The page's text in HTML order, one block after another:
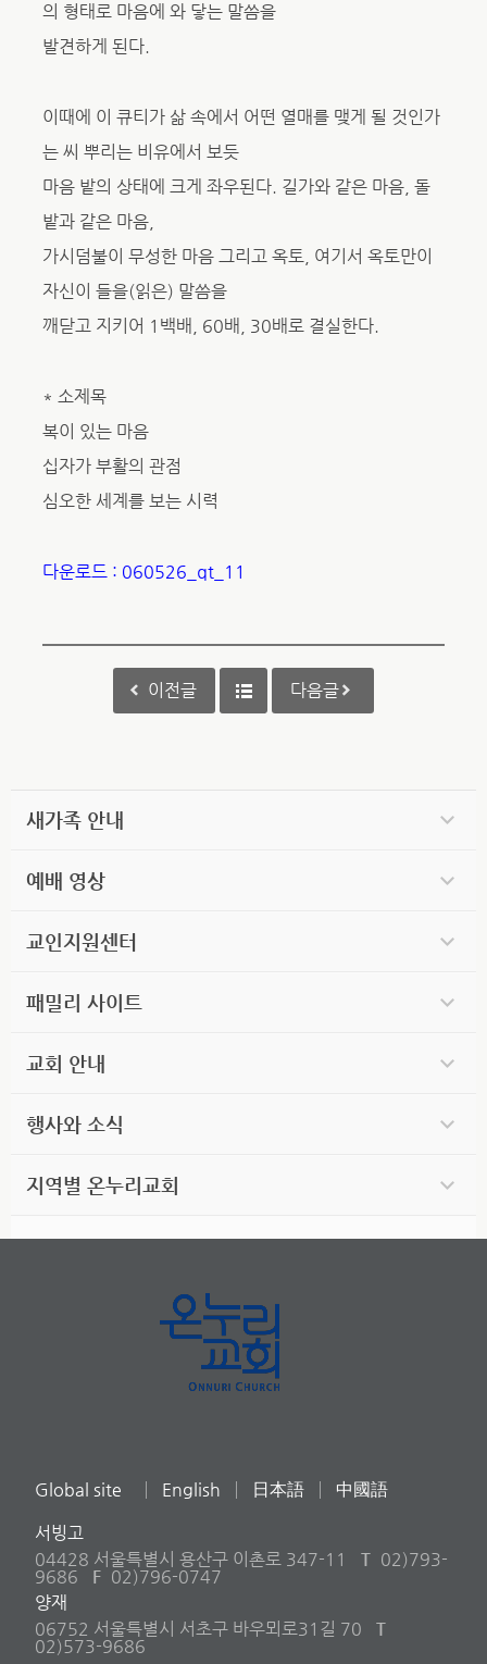
의 형태로 마음에 와 닿는 말씀을
발견하게 된다.
이때에 이 큐티가 삶 속에서 어떤 열매를 맺게 될 것인가
는 씨 뿌리는 비유에서 보듯
마음 밭의 상태에 크게 좌우된다. 길가와 같은 마음, 돌
밭과 같은 마음,
가시덤불이 무성한 마음 그리고 옥토, 여기서 옥토만이
자신이 들을(읽은) 말씀을
깨닫고 지키어 1백배, 60배, 30배로 결실한다.
* 소제목
복이 있는 마음
십자가 부활의 관점
심오한 세계를 보는 시력
다운로드 : 060526_qt_11
이전글 다음글
새가족 안내
예배 영상
교인지원센터
패밀리 사이트
교회 안내
행사와 소식
지역별 온누리교회
Global site English 日本語 中國語
서빙고
04428 서울특별시 용산구 이촌로 347-11
T 02)793-
9686
F 02)796-0747
양재
06752 서울특별시 서초구 바우뫼로31길 70
T
02)573-9686